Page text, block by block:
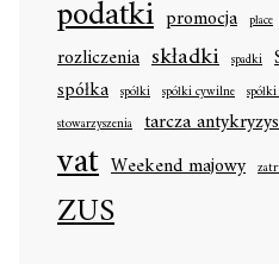
podatki promocja płace
rozliczenia składki spadki
spółka spółki spółki cywilne
stowarzyszenia tarcza
vat Weekend majowy
ZUS